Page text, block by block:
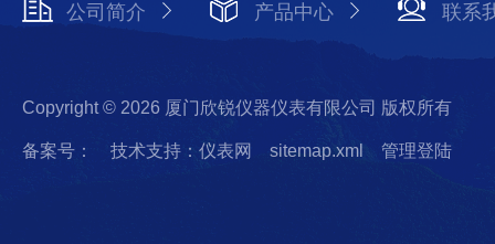
公司简介 产品中心 联系
Copyright © 2026 厦门欣锐仪器仪表有限公司 版权所有
备案号： 技术支持：仪表网 sitemap.xml 管理登陆